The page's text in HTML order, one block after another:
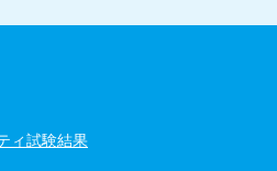
ィ試験結果